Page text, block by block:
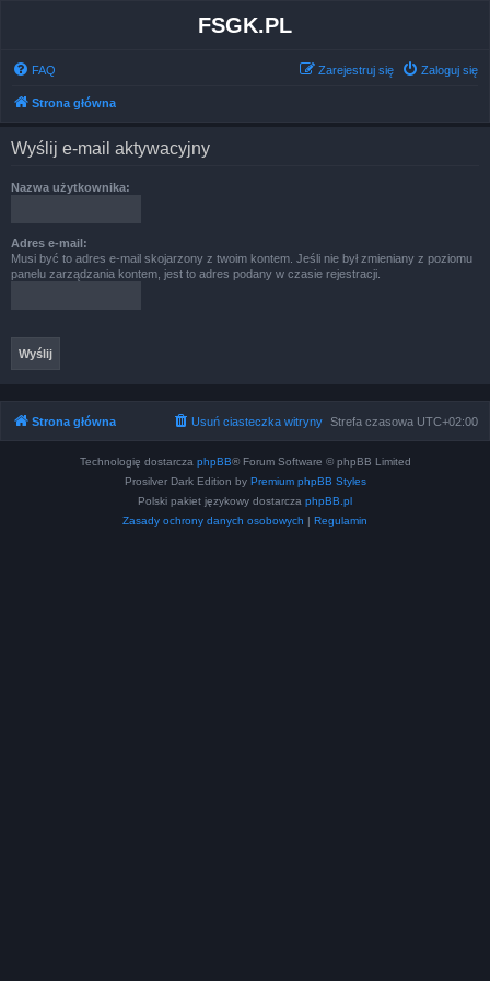
FSGK.PL
FAQ Zaloguj się
Zarejestruj się
Strona główna
Wyślij e-mail aktywacyjny
Nazwa użytkownika:
Adres e-mail:
Musi być to adres e-mail skojarzony z twoim kontem. Jeśli nie był zmieniany z poziomu
panelu zarządzania kontem, jest to adres podany w czasie rejestracji.
Strona główna Strefa czasowa UTC+02:00
Usuń ciasteczka witryny
Technologię dostarcza phpBB® Forum Software © phpBB Limited
Prosilver Dark Edition by Premium phpBB Styles
Polski pakiet językowy dostarcza phpBB.pl
Zasady ochrony danych osobowych | Regulamin